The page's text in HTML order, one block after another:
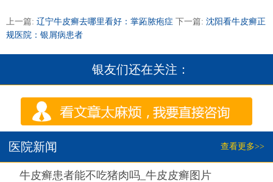
上一篇: 辽宁牛皮癣去哪里看好：掌跖脓疱症 下一篇: 沈阳看牛皮癣正
规医院：银屑病患者
银友们还在关注：
医院新闻 查看更多>>
牛皮癣患者能不吃猪肉吗_牛皮皮癣图片